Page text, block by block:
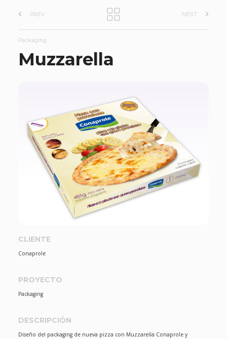
PREV NEXT
Packaging
Muzzarella
CLIENTE
Conaprole
PROYECTO
Packaging
DESCRIPCIÓN
Diseño del packaging de nueva pizza con Muzzarella Conaprole y